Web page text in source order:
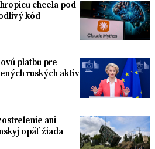
chcela pod
kód
platbu pre
ruských aktív
ani
opäť žiada